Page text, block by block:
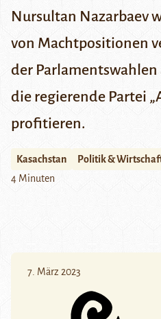
Nursultan Nazarbaev
von Machtpositionen
der Parlamentswahlen
die regierende Partei
profitieren.
Kasachstan
Politik &
4 Minuten
7. März 2023